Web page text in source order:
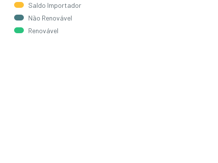
Saldo Importador
Não Renovável
Renovável